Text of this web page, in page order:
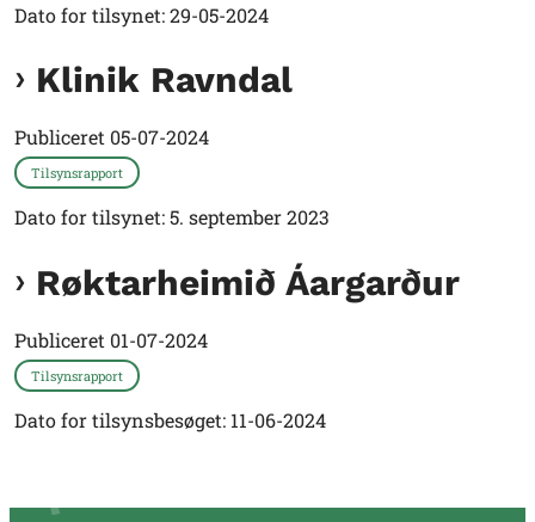
Dato for tilsynet: 29-05-2024
Klinik Ravndal
Publiceret 05-07-2024
Tilsynsrapport
Dato for tilsynet: 5. september 2023
Røktarheimið Áargarður
Publiceret 01-07-2024
Tilsynsrapport
Dato for tilsynsbesøget: 11-06-2024